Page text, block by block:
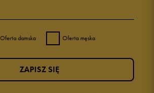
Oferta damska Oferta męska
ZAPISZ SIĘ